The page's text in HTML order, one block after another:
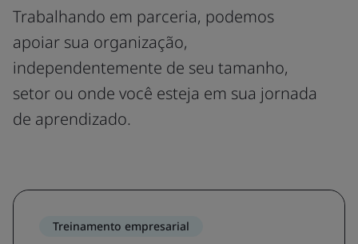
Trabalhando em parceria, podemos
apoiar sua organização,
independentemente de seu tamanho,
setor ou onde você esteja em sua jornada
de aprendizado.
Treinamento empresarial